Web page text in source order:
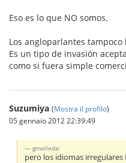
Eso es lo que NO somos.
Los angloparlantes
Es un tipo de invasión
como si fuera simple
Suzumiya (Mostra il profilo)
05 gennaio 2012 22:39:49
gmolleda:
pero los idiomas